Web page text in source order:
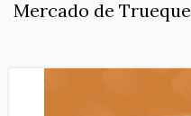
Mercado de Trueque